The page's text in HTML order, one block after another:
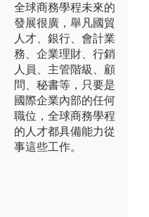
全球商務學程未來的
發展很廣，舉凡國貿
人才、銀行、會計業
務、企業理財、行銷
人員、主管階級、顧
問、秘書等，只要是
國際企業內部的任何
職位，全球商務學程
的人才都具備能力從
事這些工作。